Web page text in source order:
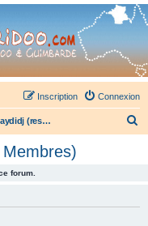
la communauté.
Connexion
Inscription
Logiciel Playdidj (reservé aux Membres)
forum.